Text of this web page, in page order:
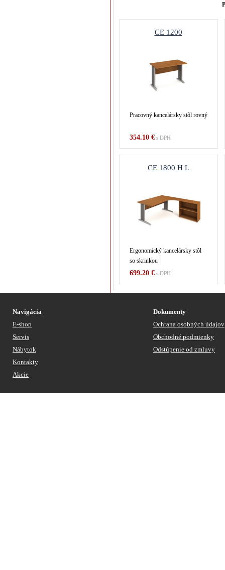
CE 1200
Pracovný kancelársky stôl rovný
354.10 €s DPH
CE 1800 H L
Ergonomický kancelársky stôl
so skrinkou
699.20 €s DPH
Navigácia
E-shop
Servis
Nábytok
Kontakty
Akcie
Dokumenty
Ochrana osobných údajov
Obchodné podmienky
Odstúpenie od zmluvy